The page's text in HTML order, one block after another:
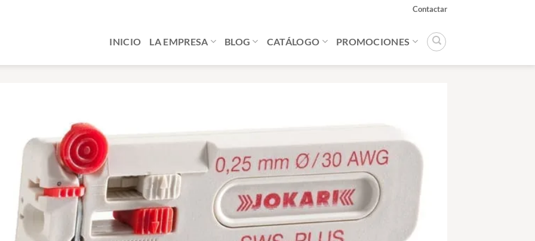
Contactar
INICIO LA EMPRESA BLOG CATÁLOGO PROMOCIONES